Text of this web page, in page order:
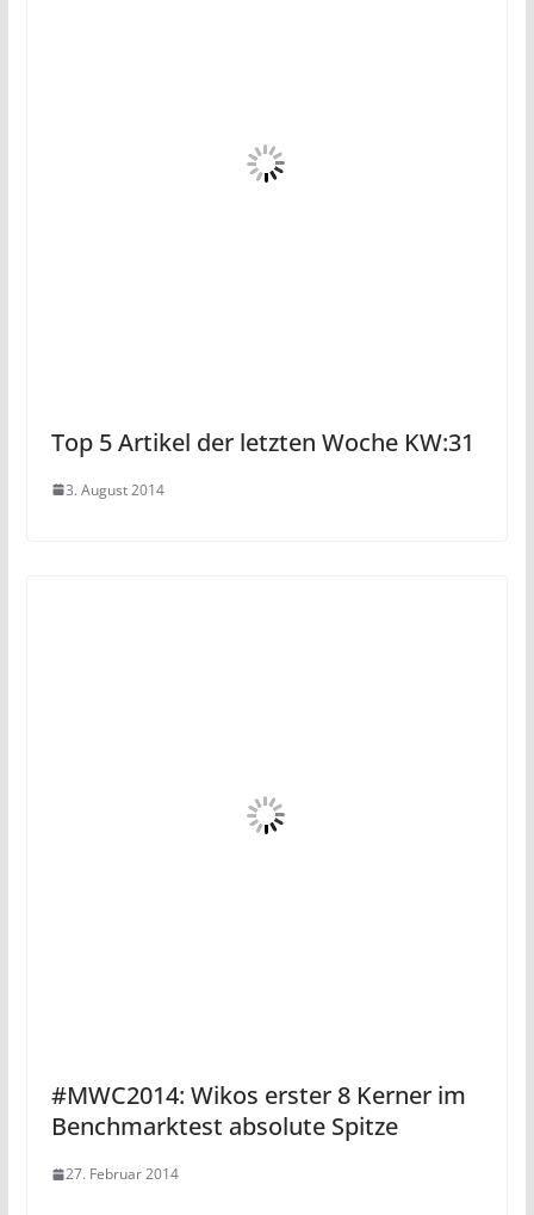
Top 5 Artikel der letzten Woche KW:31
3. August 2014
#MWC2014: Wikos erster 8 Kerner im
Benchmarktest absolute Spitze
27. Februar 2014